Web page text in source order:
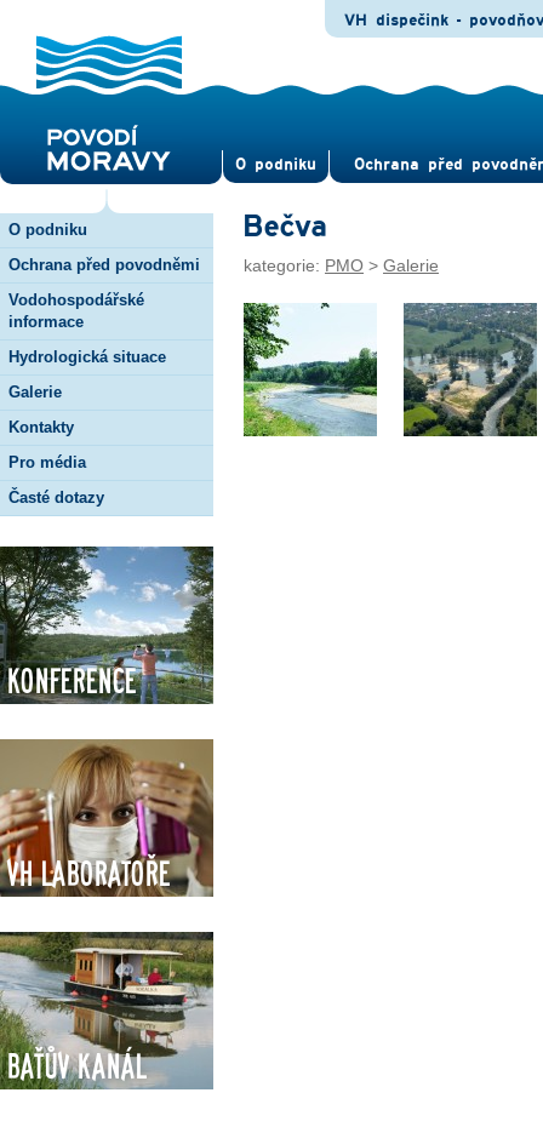
O pod­niku Ochrana před
VH dispečink -
O podniku
Ochrana před povodněmi
Vodohospodářské
informace
Hydrologická situace
Galerie
Kontakty
Pro média
Časté dotazy
Konference
VH Laboratoře
Baťův kanál
Bečva
kategorie: PMO > Galerie